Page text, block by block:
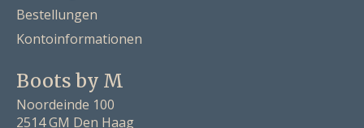
Bestellungen
Kontoinformationen
Boots by M
Noordeinde 100
2514 GM Den Haag